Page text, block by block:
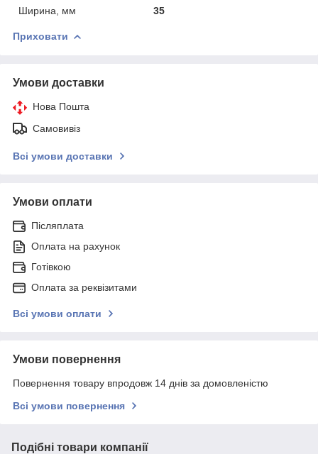
Ширина, мм
35
Приховати
Умови доставки
Нова Пошта
Самовивіз
Всі умови доставки
Умови оплати
Післяплата
Оплата на рахунок
Готівкою
Оплата за реквізитами
Всі умови оплати
Умови повернення
Повернення товару впродовж 14 днів за домовленістю
Всі умови повернення
Подібні товари компанії